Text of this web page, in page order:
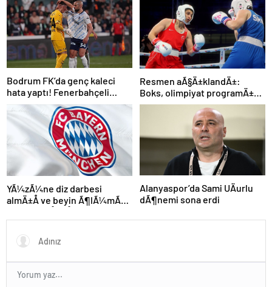
Bodrum FK’da genç kaleci
hata yaptı! Fenerbahçeli
futbolcular teselli etti
Resmen aÃ§Ä±klandÄ±:
Boks, olimpiyat programÄ±na
dahil edildi
YÃ¼zÃ¼ne diz darbesi
almÄ±Å ve beyin Ã¶lÃ¼mÃ¼
MÃ¼nih DÃ¼nya
KarmasÄ±’nÄ±n genÃ§
futbolcusu hayatÄ±nÄ±
Alanyaspor’da Sami UÄurlu
dÃ¶nemi sona erdi